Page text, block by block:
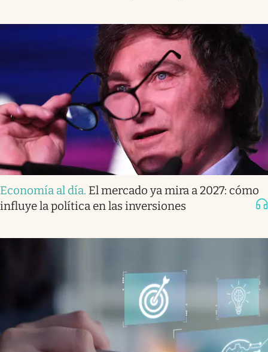
Economía al día. El mercado ya mira a 2027: cómo
influye la política en las inversiones